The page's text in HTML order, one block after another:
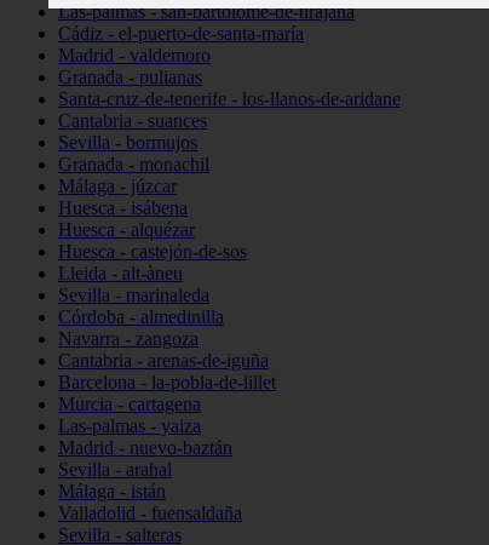
Las-palmas - san-bartolomé-de-tirajana
Cádiz - el-puerto-de-santa-maría
Madrid - valdemoro
Granada - pulianas
Santa-cruz-de-tenerife - los-llanos-de-aridane
Cantabria - suances
Sevilla - bormujos
Granada - monachil
Málaga - júzcar
Huesca - isábena
Huesca - alquézar
Huesca - castejón-de-sos
Lleida - alt-àneu
Sevilla - marinaleda
Córdoba - almedinilla
Navarra - zangoza
Cantabria - arenas-de-iguña
Barcelona - la-pobla-de-lillet
Murcia - cartagena
Las-palmas - yaiza
Madrid - nuevo-baztán
Sevilla - arahal
Málaga - istán
Valladolid - fuensaldaña
Sevilla - salteras